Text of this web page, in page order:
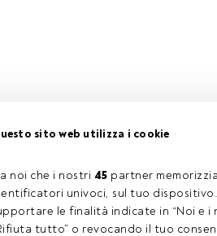
sito web utilizza i cookie
noi che i nostri 45 partner
univoci, sul tuo
le finalità indicate in “Noi e
tutto” o revocando il tuo